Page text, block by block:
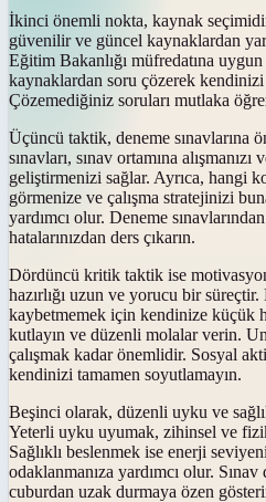
İkinci önemli nokta, kaynak
güvenilir ve güncel kaynaklardan
Eğitim Bakanlığı müfredatına
kaynaklardan soru çözerek kendinizi
Çözemediğiniz soruları mutlaka
Üçüncü taktik, deneme sınavlarına
sınavları, sınav ortamına
geliştirmenizi sağlar. Ayrıca, hangi
görmenize ve çalışma stratejinizi
yardımcı olur. Deneme
hatalarınızdan ders çıkarın.
Dördüncü kritik taktik ise
hazırlığı uzun ve yorucu bir
kaybetmemek için kendinize küçük
kutlayın ve düzenli molalar verin.
çalışmak kadar önemlidir. Sosyal
kendinizi tamamen soyutlamayın.
Beşinci olarak, düzenli uyku ve
Yeterli uyku uyumak, zihinsel ve
Sağlıklı beslenmek ise enerji
odaklanmanıza yardımcı olur.
cuburdan uzak durmaya özen